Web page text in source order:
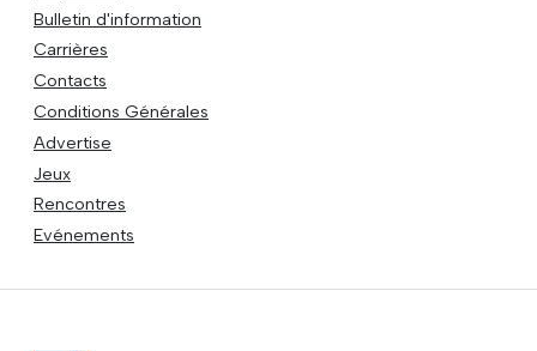
Bulletin d'information
Carrières
Contacts
Conditions Générales
Advertise
Jeux
Rencontres
Evénements